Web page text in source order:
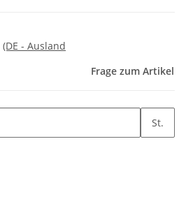
(DE - Ausland
Frage zum Artikel
St.